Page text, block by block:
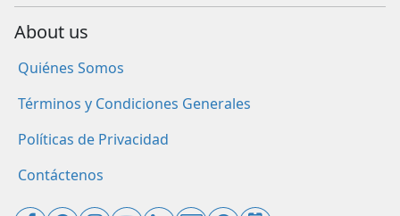
About us
Quiénes Somos
Términos y Condiciones Generales
Políticas de Privacidad
Contáctenos